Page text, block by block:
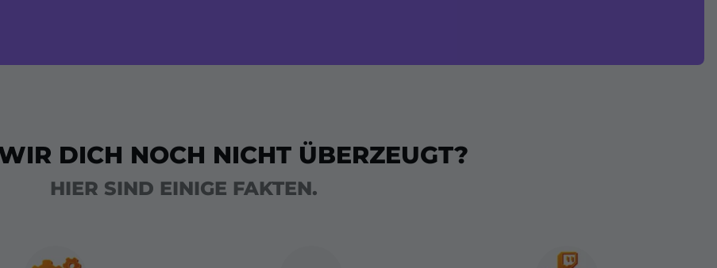
DICH NOCH NICHT ÜBERZEUGT?
HIER SIND EINIGE FAKTEN.